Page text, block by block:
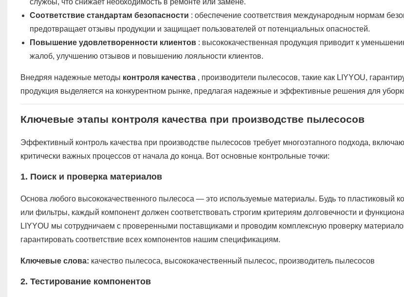
Соответствие стандартам безопасности : обеспечение соответствия международным нормам
предотвращает отзывы продукции и защищает пользователей от потенциальных опасностей.
Повышение удовлетворенности клиентов : высококачественная продукция приводит к
жалоб, улучшению отзывов и повышению лояльности клиентов.
Внедряя надежные методы контроля качества, производители пылесосов, такие как LIYYOU,
продукция выделяется на конкурентном рынке, предлагая надежные и эффективные решения для
Ключевые этапы контроля качества при производстве пылесосов
Эффективный контроль качества при производстве пылесосов требует многоэтапного подхода,
критически важных процессов от начала до конца. Вот основные контрольные точки:
1. Поиск и проверка материалов
Основа любого высококачественного пылесоса — это используемые материалы. Будь то пластиковый
или фильтры, каждый компонент должен соответствовать строгим критериям долговечности и
LIYYOU мы сотрудничаем с проверенными поставщиками и проводим комплексную проверку
гарантировать соответствие всех компонентов нашим спецификациям.
Ключевые слова: качество пылесоса, высококачественный пылесос, производитель пылесосов
2. Тестирование компонентов